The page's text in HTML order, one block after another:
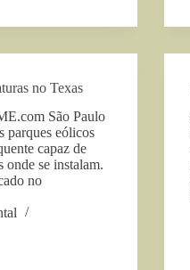
no Texas
São Paulo
parques eólicos
capaz de
onde se instalam.
no